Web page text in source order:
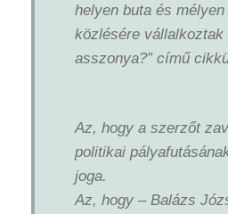
helyen buta és
közlésére vállalkoztak
asszonya?” című
Az, hogy a szerzőt
politikai
joga.
Az, hogy – Balázs